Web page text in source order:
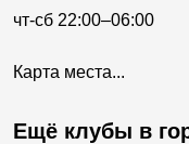
чт-сб 22:00–06:00
Карта места...
Ещё клубы в